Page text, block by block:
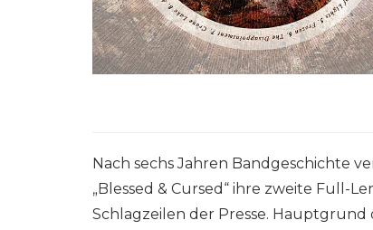
Nach sechs Jahren Bandgeschichte
„Blessed & Cursed“ ihre zweite Full-
Schlagzeilen der Presse.